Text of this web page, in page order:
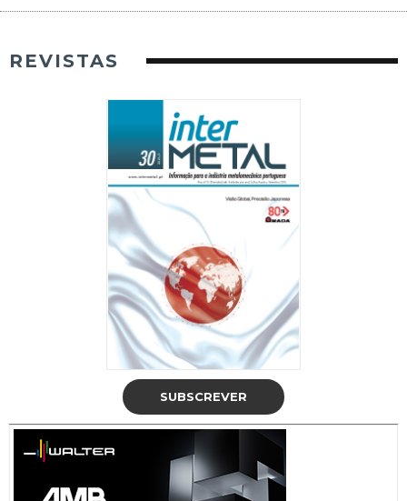
REVISTAS
SUBSCREVER